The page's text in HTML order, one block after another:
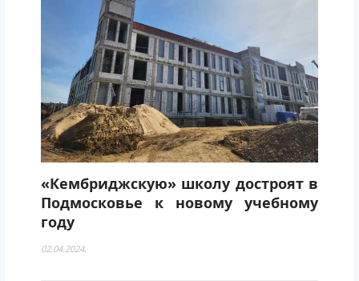
«Кембриджскую» школу достроят в
Подмосковье к новому учебному
году
02.04.2024.